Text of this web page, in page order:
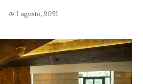
1 agosto, 2021